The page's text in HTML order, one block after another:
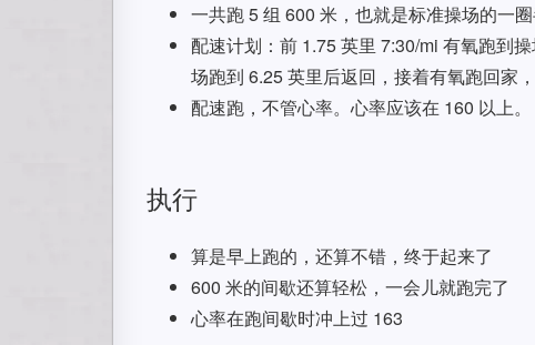
一共跑 5 组 600 米，也就是标准操场的一
配速计划：前 1.75 英里 7:30/mi 有氧跑到
场跑到 6.25 英里后返回，接着有氧跑回家
配速跑，不管心率。心率应该在 160 以上。
执行
算是早上跑的，还算不错，终于起来了
600 米的间歇还算轻松，一会儿就跑完了
心率在跑间歇时冲上过 163